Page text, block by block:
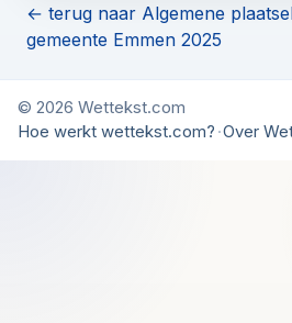
← terug naar Algemene
gemeente Emmen 2025
© 2026 Wettekst.com
Hoe werkt wettekst.com? ·Over